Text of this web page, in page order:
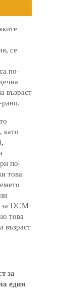
се
по-
възраст
рано.
като
по-
това
за DCM
това
възраст
за
един